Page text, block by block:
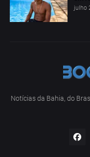
julho
Notícias da Bahia, do